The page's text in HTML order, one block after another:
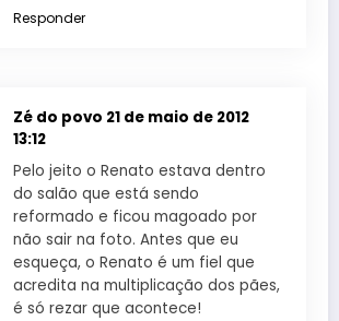
Responder
Zé do povo 21 de maio de 2012
13:12
Pelo jeito o Renato estava dentro
do salão que está sendo
reformado e ficou magoado por
não sair na foto. Antes que eu
esqueça, o Renato é um fiel que
acredita na multiplicação dos pães,
é só rezar que acontece!